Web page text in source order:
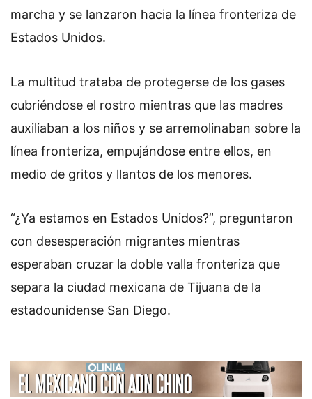
marcha y se lanzaron hacia la línea fronteriza de
Estados Unidos.
La multitud trataba de protegerse de los gases
cubriéndose el rostro mientras que las madres
auxiliaban a los niños y se arremolinaban sobre la
línea fronteriza, empujándose entre ellos, en
medio de gritos y llantos de los menores.
“¿Ya estamos en Estados Unidos?”, preguntaron
con desesperación migrantes mientras
esperaban cruzar la doble valla fronteriza que
separa la ciudad mexicana de Tijuana de la
estadounidense San Diego.